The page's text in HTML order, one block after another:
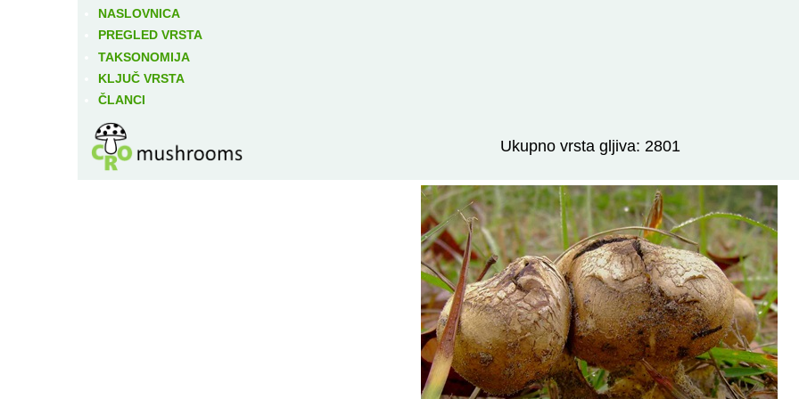
NASLOVNICA
PREGLED VRSTA
TAKSONOMIJA
KLJUČ VRSTA
ČLANCI
Ukupno vrsta gljiva: 2801